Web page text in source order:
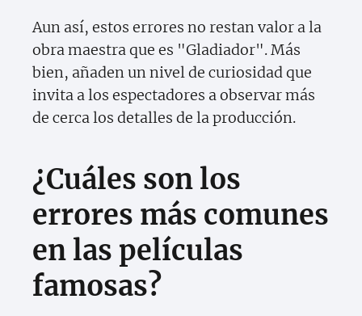
Aun así, estos errores no restan valor a la
obra maestra que es "Gladiador". Más
bien, añaden un nivel de curiosidad que
invita a los espectadores a observar más
de cerca los detalles de la producción.
¿Cuáles son los
errores más comunes
en las películas
famosas?